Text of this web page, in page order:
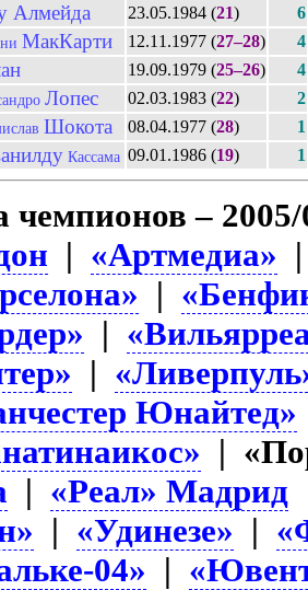
Алмейда 23.05.1984 (21)
6
МакКарти 12.11.1977 (27–28)
4
19.09.1979 (25–26)
4
Лопес 02.03.1983 (22)
2
Шокота 08.04.1977 (28)
1
Кассама 09.01.1986 (19) 1
чемпионов –
| «Артмедиа»
|
|
|
Юнайтед»
|
| «Реал» Мадрид
| «Удинезе» |
04» |